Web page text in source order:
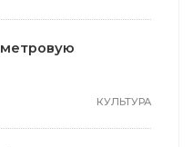
КУЛЬТУРА